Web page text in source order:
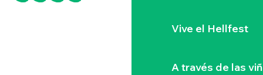
Vive el Hellfest
A través de las